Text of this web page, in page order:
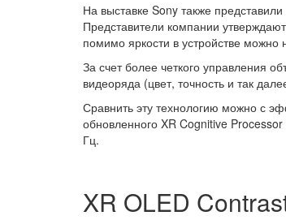
На выставке Sony также
Представители компании
помимо яркости в устройстве
За счет более четкого управления
видеоряда (цвет, точность и так
Сравнить эту технологию можно с
обновленного XR Cognitive
Гц.
XR OLED